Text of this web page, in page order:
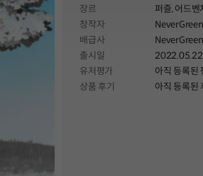
후에 나뭇잎까지 도달하게 되면
없던 세상에 초록색이 채워지며
볼 수 있게 된 주인공의 모습을
담아내고자 했습니다! 때문에 엔딩
이전까지 모든 배경과 사물에는
장르 퍼즐,어드벤
창작자
NeverGreen
배급사
NeverGreen
출시일
2022.05.22
유저평가
아직 등록된
상품 후기
아직 등록된